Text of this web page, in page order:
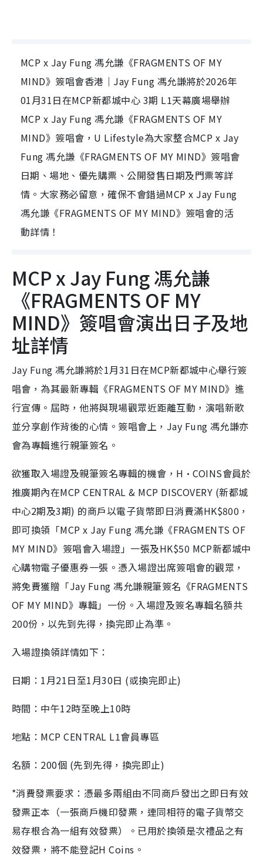
MCP x Jay Fung 馮允謙《FRAGMENTS OF MY
MIND》簽唱會香港｜Jay Fung 馮允謙將於2026年
01月31日在MCP新都城中心 3期 L1天幕廣場舉辦
MCP x Jay Fung 馮允謙《FRAGMENTS OF MY
MIND》簽唱會，U Lifestyle為大家整合MCP x Jay
Fung 馮允謙《FRAGMENTS OF MY MIND》簽唱會
日期、場地、優先購票、公開發售日期及門票等詳
情。大家務必留意，確保不會錯過MCP x Jay Fung
馮允謙《FRAGMENTS OF MY MIND》簽唱會的活
動詳情！
MCP x Jay Fung 馮允謙
《FRAGMENTS OF MY
MIND》簽唱會演出日子及地
址詳情
Jay Fung 馮允謙將於1月31日在MCP新都城中心舉行簽
唱會，為其最新專輯《FRAGMENTS OF MY MIND》進
行宣傳。屆時，他將與現場觀眾近距離互動，演唱新歌
並分享創作背後的心情。簽唱會上，Jay Fung 馮允謙亦
會為專輯進行親筆簽名。
欲獲取入場證及親筆簽名專輯的機會，H·COINS會員於
推廣期內在MCP CENTRAL & MCP DISCOVERY (新都城
中心2期及3期) 的商戶以電子貨幣即日消費滿HK$800，
即可換領「MCP x Jay Fung 馮允謙《FRAGMENTS OF
MY MIND》簽唱會入場證」一張及HK$50 MCP新都城中
心購物電子優惠券一張。憑入場證出席簽唱會的觀眾，
將免費獲贈「Jay Fung 馮允謙親筆簽名《FRAGMENTS
OF MY MIND》專輯」一份。入場證及簽名專輯名額共
200份，以先到先得，換完即止為準。
入場證換領詳情如下：
日期：1月21日至1月30日 (或換完即止)
時間：中午12時至晚上10時
地點：MCP CENTRAL L1會員專區
名額：200個 (先到先得，換完即止)
*消費發票要求：憑最多兩組由不同商戶發出之即日有效
發票正本（一張商戶機印發票，連同相符的電子貨幣交
易存根合為一組有效發票）。已用於換領是次禮品之有
效發票，將不能登記H Coins。